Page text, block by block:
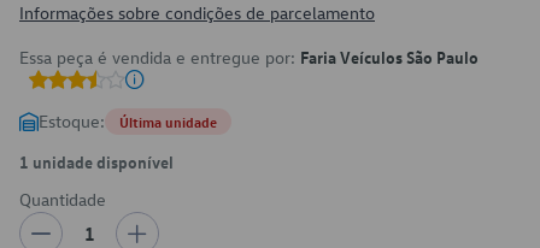
Informações sobre condições de parcelamento
Essa peça é vendida e entregue por: Faria Veículos São Paulo
Estoque: Última unidade
1 unidade disponível
Quantidade
1